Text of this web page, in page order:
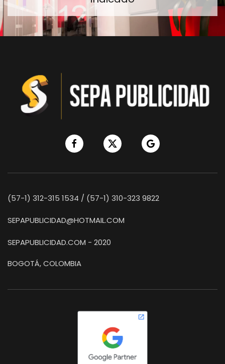
(57-1) 312-315 1534 / (57-1) 310-323 9822
SEPAPUBLICIDAD@HOTMAIL.COM
SEPAPUBLICIDAD.COM - 2020
BOGOTÁ, COLOMBIA